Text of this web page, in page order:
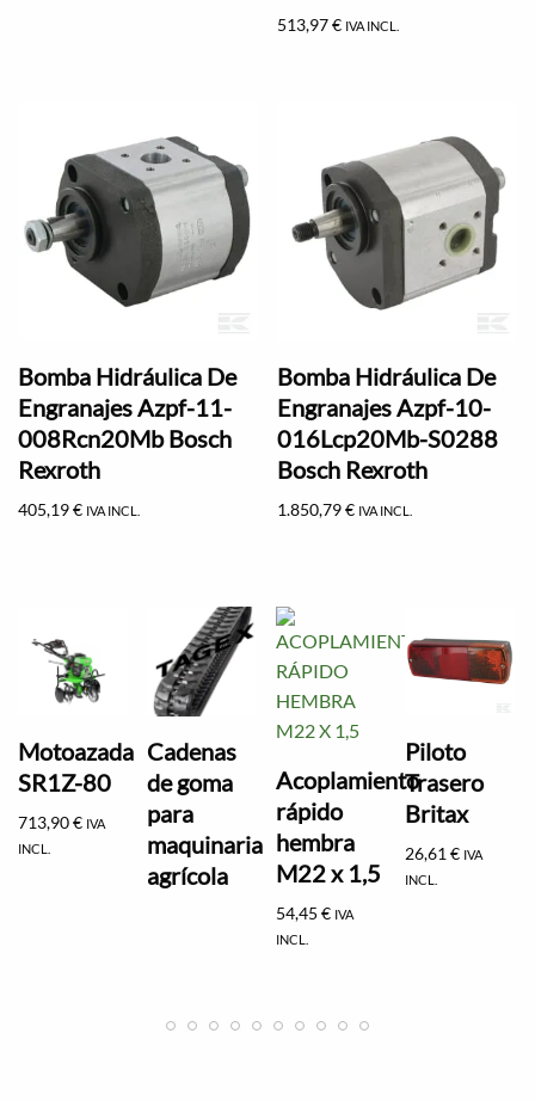
513,97€ IVA INCL.
Bomba Hidráulica De
Engranajes Azpf-11-
008Rcn20Mb Bosch
Rexroth
405,19€ IVA INCL.
Bomba Hidráulica De
Engranajes Azpf-10-
016Lcp20Mb-S0288
Bosch Rexroth
1.850,79€ IVA INCL.
Motoazada
SR1Z-80
713,90€ IVA
INCL.
Cadenas
de goma
para
maquinaria
agrícola
Acoplamiento
rápido
hembra
M22 x 1,5
54,45€ IVA
INCL.
Piloto
Trasero
Britax
26,61€ IVA
INCL.